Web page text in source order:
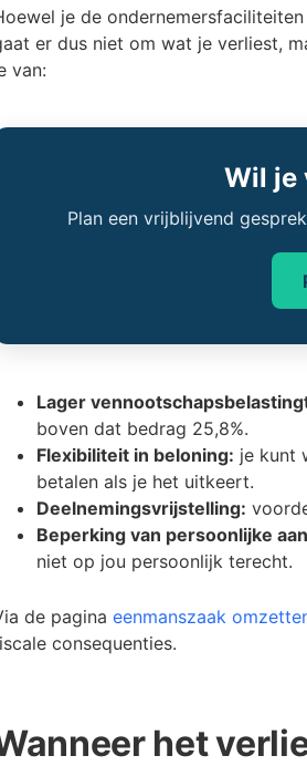
je de
er dus niet om wat je verliest,
van:
Wil je
Plan een vrijblijvend
Lager
boven dat bedrag 25,8%.
Flexibiliteit in beloning: je kunt
betalen als je het uitkeert.
Deelnemingsvrijstelling:
Beperking van persoonlijke
niet op jou persoonlijk terecht.
de pagina eenmanszaak
consequenties.
het